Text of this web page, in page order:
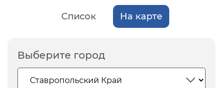
Список На карте
Выберите город